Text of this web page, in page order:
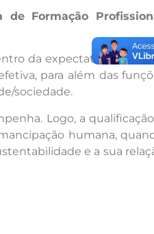
de Formação
da expectativa
para além das
sociedade.
Logo, a
humana,
e a sua